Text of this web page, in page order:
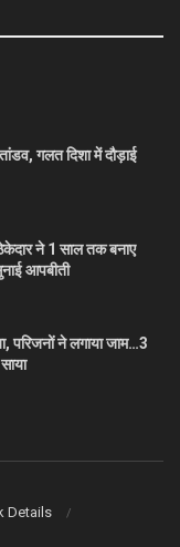
गलत दिशा में दौड़ाई
ने 1 साल तक बनाए
आपबीती
परिजनों ने लगाया जाम…3
Details